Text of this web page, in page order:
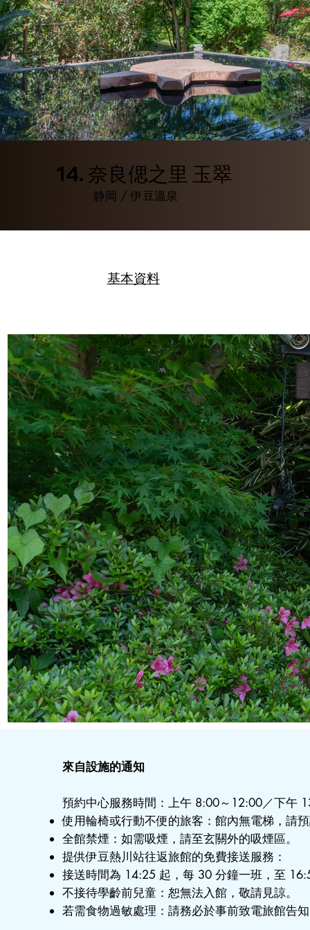
14. 奈良偲之里 玉翠
静岡 / 伊豆溫泉
基本資料
來自設施的通知
預約中心服務時間：上午 8:00～12:00／下午
使用輪椅或行動不便的旅客：館內無電梯，請
全館禁煙：如需吸煙，請至玄關外的吸煙區。
提供伊豆熱川站往返旅館的免費接送服務：
接送時間為 14:25 起，每 30 分鐘一班，至
不接待學齡前兒童：恕無法入館，敬請見諒。
若需食物過敏處理：請務必於事前致電旅館告